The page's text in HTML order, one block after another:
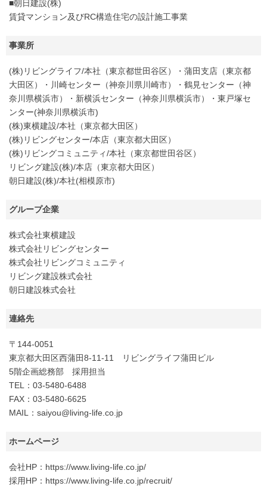
■朝日建設(株)
賃貸マンション及びRC構造住宅の設計施工事業
事業所
(株)リビングライフ/本社（東京都世田谷区）・蒲田支店（東京都
大田区）・川崎センター（神奈川県川崎市）・鶴見センター（神
奈川県横浜市）・新横浜センター（神奈川県横浜市）・東戸塚セ
ンター(神奈川県横浜市)
(株)東横建設/本社（東京都大田区）
(株)リビングセンター/本店（東京都大田区）
(株)リビングコミュニティ/本社（東京都世田谷区）
リビング建設(株)/本店（東京都大田区）
朝日建設(株)/本社(相模原市)
グループ企業
株式会社東横建設
株式会社リビングセンター
株式会社リビングコミュニティ
リビング建設株式会社
朝日建設株式会社
連絡先
〒144-0051
東京都大田区西蒲田8-11-11 リビングライフ蒲田ビル
5階企画総務部 採用担当
TEL：03-5480-6488
FAX：03-5480-6625
MAIL：saiyou@living-life.co.jp
ホームページ
会社HP：https://www.living-life.co.jp/
採用HP：https://www.living-life.co.jp/recruit/